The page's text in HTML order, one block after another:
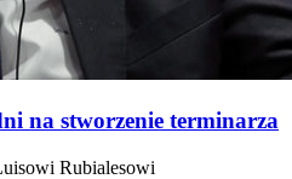
na stworzenie terminarza
Rubialesowi